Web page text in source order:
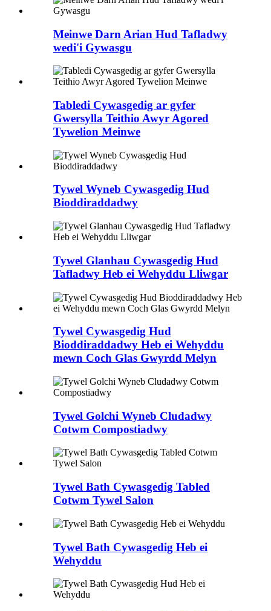
Meinwe Darn Arian Hud Tafladwy
wedi'i Gywasgu
Tabledi Cywasgedig ar gyfer
Gwersylla Teithio Awyr Agored
Tywelion Meinwe
Tywel Wyneb Cywasgedig Hud
Bioddiraddadwy
Tywel Glanhau Cywasgedig Hud
Tafladwy Heb ei Wehyddu Lliwgar
Tywel Cywasgedig Hud
Bioddiraddadwy Heb ei Wehyddu
mewn Coch Glas Gwyrdd Melyn
Tywel Golchi Wyneb Cludadwy
Cotwm Compostiadwy
Tywel Bath Cywasgedig Tabled
Cotwm Tywel Salon
Tywel Bath Cywasgedig Heb ei
Wehyddu